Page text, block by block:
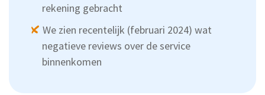
rekening gebracht
We zien recentelijk (februari 2024) wat
negatieve reviews over de service
binnenkomen